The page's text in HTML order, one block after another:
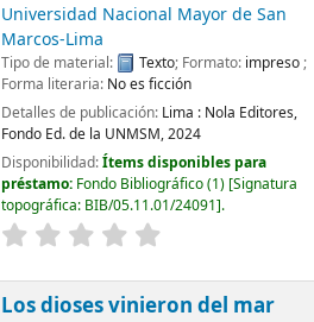
Universidad Nacional Mayor de San
Marcos-Lima
Tipo de material: Texto; Formato: impreso;
Forma literaria: No es ficción
Detalles de publicación: Lima : Nola Editores,
Fondo Ed. de la UNMSM,2024
Disponibilidad:Ítems disponibles para
préstamo: Fondo Bibliográfico(1) Signatura
topográfica: BIB/05.11.01/24091 .
Los dioses vinieron del mar